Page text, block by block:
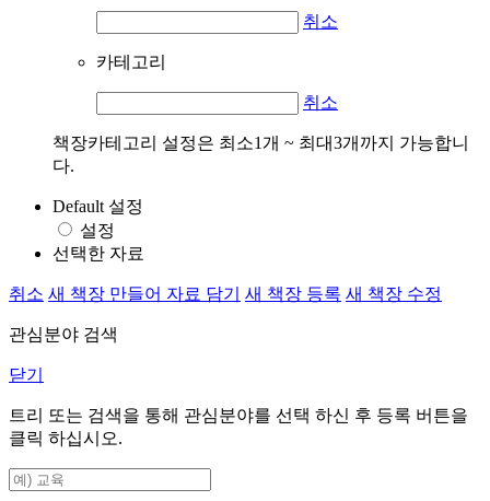
취소
카테고리
취소
책장카테고리 설정은 최소1개 ~ 최대3개까지 가능합니
다.
Default 설정
설정
선택한 자료
취소 새 책장 만들어 자료 담기 새 책장 등록 새 책장 수정
관심분야 검색
닫기
트리 또는 검색을 통해 관심분야를 선택 하신 후 등록 버튼을
클릭 하십시오.